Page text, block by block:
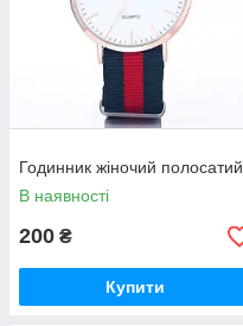
Годинник жіночий полосатий
В наявності
200 ₴
Купити